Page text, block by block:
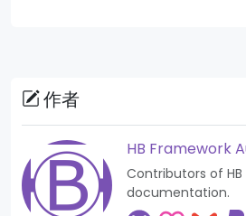
作者
HB Framework
Contributors of
documentation.